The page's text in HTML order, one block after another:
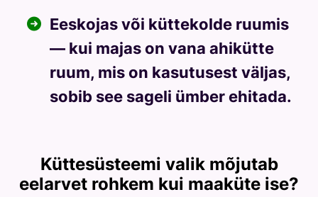
Eeskojas või küttekolde ruumis
— kui majas on vana ahikütte
ruum, mis on kasutusest väljas,
sobib see sageli ümber ehitada.
Küttesüsteemi valik mõjutab
eelarvet rohkem kui maaküte ise?